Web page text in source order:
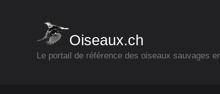
Oiseaux.ch
Le portail de référence des oiseaux sauvages